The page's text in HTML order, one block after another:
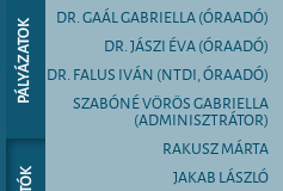
DR. GAÁL GABRIELLA (ÓRAADÓ)
DR. JÁSZI ÉVA (ÓRAADÓ)
DR. FALUS IVÁN (NTDI, ÓRAADÓ)
SZABÓNÉ VÖRÖS GABRIELLA
(ADMINISZTRÁTOR)
RAKUSZ MÁRTA
JAKAB LÁSZLÓ